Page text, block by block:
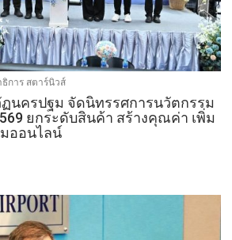
การ สตาร์นิวส์
นครปฐม จัดนิทรรศการนวัตกรรม
ยกระดับสินค้า สร้างคุณค่า เพิ่ม
ออนไลน์